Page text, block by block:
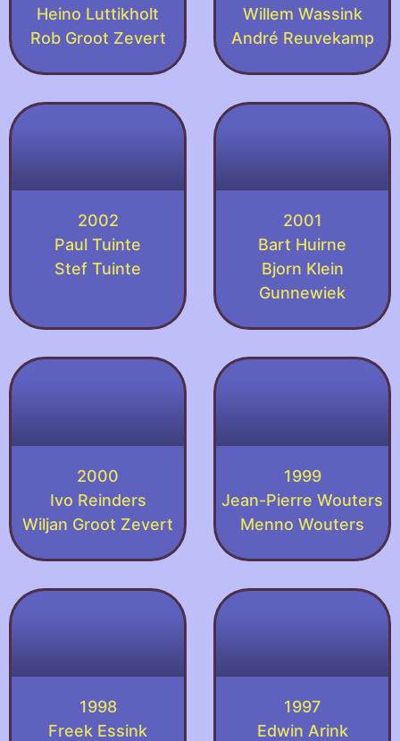
Heino Luttikholt
Rob Groot Zevert
Willem Wassink
André Reuvekamp
2002
Paul Tuinte
Stef Tuinte
2001
Bart Huirne
Bjorn Klein
Gunnewiek
2000
Ivo Reinders
Wiljan Groot Zevert
1999
Jean-Pierre Wouters
Menno Wouters
1998
Freek Essink
1997
Edwin Arink